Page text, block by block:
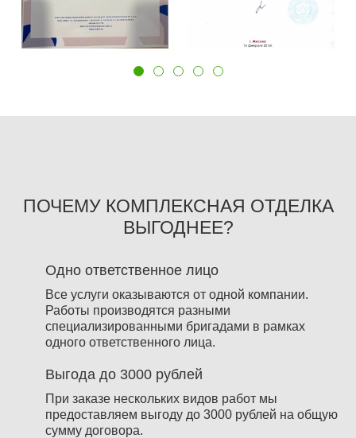
ПОЧЕМУ КОМПЛЕКСНАЯ ОТДЕЛКА
ВЫГОДНЕЕ?
Одно ответственное лицо
Все услуги оказываются от одной компании.
Работы производятся разными
специализированными бригадами в рамках
одного ответственного лица.
Выгода до 3000 рублей
При заказе нескольких видов работ мы
предоставляем выгоду до 3000 рублей на общую
сумму договора.